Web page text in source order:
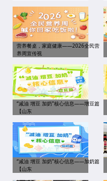
营养餐桌，家庭健康——2026全民营
养周宣传视
“减油 增豆 加奶”核心信息——增豆篇
【山东
“减油 增豆 加奶”核心信息——加奶篇
【山东